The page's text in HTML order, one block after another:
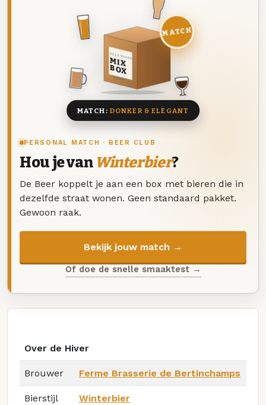
PERSONAL MATCH · BEER CLUB
Hou je van Winterbier?
De Beer koppelt je aan een box met bieren die in
dezelfde straat wonen. Geen standaard pakket.
Gewoon raak.
Bekijk jouw match →
Of doe de snelle smaaktest →
DEZE MAAND
MIX
BOX
8 BIEREN
MATCH
MATCH: DONKER & ELEGANT
Over de Hiver
Brouwer Ferme Brasserie de Bertinchamps
Bierstijl Winterbier